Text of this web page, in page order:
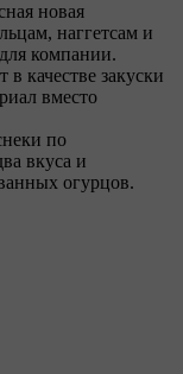
новая
наггетсам и
компании.
качестве закуски
вместо
по
вкуса и
огурцов.